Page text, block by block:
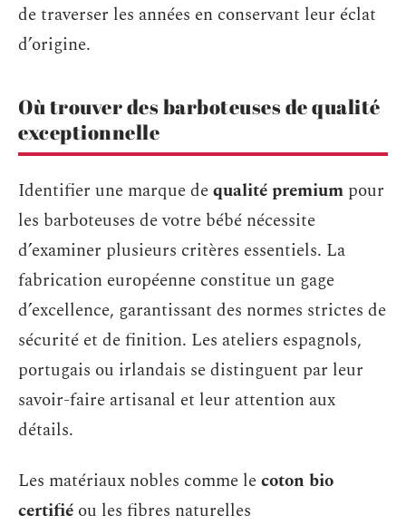
de traverser les années en conservant leur éclat
d’origine.
Où trouver des barboteuses de qualité
exceptionnelle
Identifier une marque dequalité premium pour
les barboteuses de votre bébé nécessite
d’examiner plusieurs critères essentiels. La
fabrication européenne constitue un gage
d’excellence, garantissant des normes strictes de
sécurité et de finition. Les ateliers espagnols,
portugais ou irlandais se distinguent par leur
savoir-faire artisanal et leur attention aux
détails.
Les matériaux nobles comme lecoton bio
certifié ou les fibres naturelles